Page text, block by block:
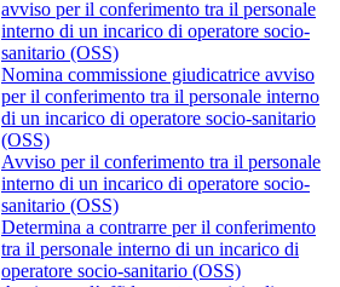
avviso per il conferimento tra il personale
interno di un incarico di operatore socio-
sanitario (OSS)
Nomina commissione giudicatrice avviso
per il conferimento tra il personale interno
di un incarico di operatore socio-sanitario
(OSS)
Avviso per il conferimento tra il personale
interno di un incarico di operatore socio-
sanitario (OSS)
Determina a contrarre per il conferimento
tra il personale interno di un incarico di
operatore socio-sanitario (OSS)